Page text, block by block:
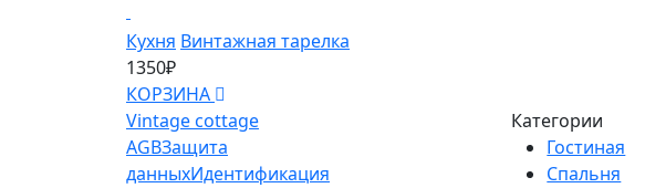
Кухня Винтажная тарелка
1350₽
КОРЗИНА
Vintage cottage
AGBЗащита
данныхИдентификация
Категории
Гостиная
Спальня